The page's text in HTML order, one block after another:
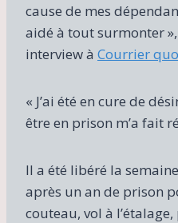
cause de mes
aidé à tout surmonter
interview à Courrier
« J’ai été en cure de
être en prison m’a fait
Il a été libéré la
après un an de prison
couteau, vol à